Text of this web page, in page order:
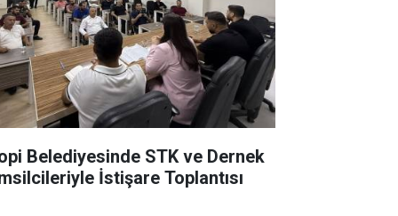
Belediyesinde STK ve Dernek
İstişare Toplantısı